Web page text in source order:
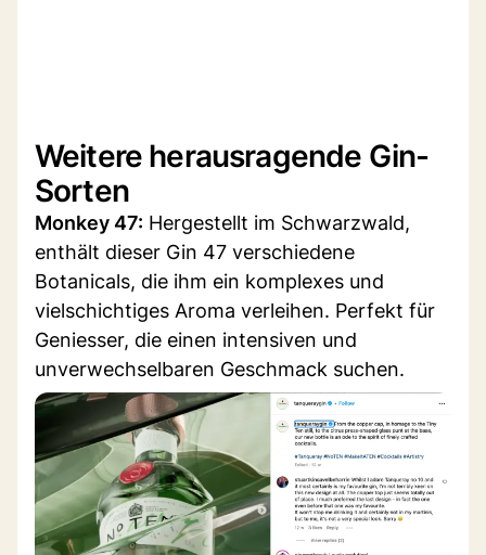
Weitere herausragende Gin-
Sorten
Monkey 47: Hergestellt im Schwarzwald,
enthält dieser Gin 47 verschiedene
Botanicals, die ihm ein komplexes und
vielschichtiges Aroma verleihen. Perfekt für
Geniesser, die einen intensiven und
unverwechselbaren Geschmack suchen.